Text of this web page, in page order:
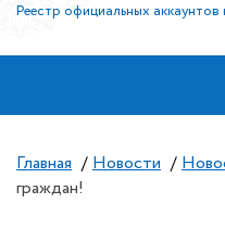
Реестр официальных аккаунтов
Главная / Новости /
граждан!